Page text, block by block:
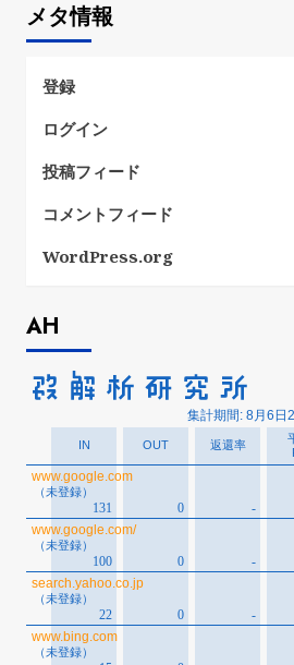
リ
ー
メタ情報
登録
ログイン
投稿フィード
コメントフィード
WordPress.org
AH